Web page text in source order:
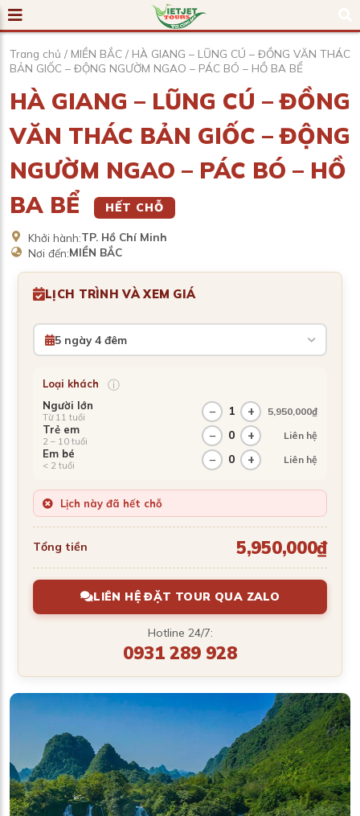
Trang chủ / MIỀN BẮC / HÀ GIANG – LŨNG CÚ – ĐỒNG VĂN THÁC
BẢN GIỐC – ĐỘNG NGƯỜM NGAO – PÁC BÓ – HỒ BA BỂ
HÀ GIANG – LŨNG CÚ – ĐỒNG
VĂN THÁC BẢN GIỐC – ĐỘNG
NGƯỜM NGAO – PÁC BÓ – HỒ
BA BỂ
HẾT CHỖ
Khởi hành:TP. Hồ Chí Minh
Nơi đến:MIỀN BẮC
LỊCH TRÌNH VÀ XEM GIÁ
5 ngày 4 đêm
Loại khách ⓘ
Người lớn
Từ 11 tuổi − 1 + 5,950,000₫
Trẻ em
2 – 10 tuổi − 0 + Liên hệ
Em bé
< 2 tuổi − 0 + Liên hệ
Lịch này đã hết chỗ
Tổng tiền 5,950,000₫
LIÊN HỆ ĐẶT TOUR QUA ZALO
Hotline 24/7:
0931 289 928